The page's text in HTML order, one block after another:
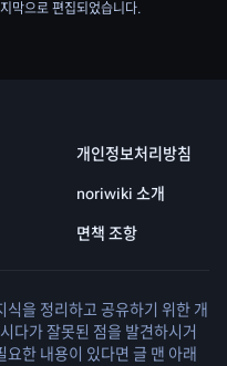
막으로 편집되었습니다.
개인정보처리방침
noriwiki 소개
면책 조항
을 정리하고 공유하기 위한 개
다가 잘못된 점을 발견하시거
한 내용이 있다면 글 맨 아래